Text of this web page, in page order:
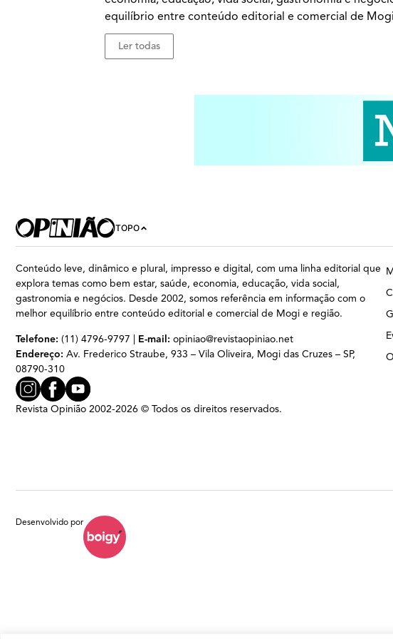
equilíbrio entre conteúdo editorial e comercial de
Ler todas
TOPO
Conteúdo leve, dinâmico e plural, impresso e digital, com uma linha editorial que
explora temas como bem estar, saúde, economia, educação, vida social,
gastronomia e negócios. Desde 2002, somos referência em informação com o
melhor equilíbrio entre conteúdo editorial e comercial de Mogi e região.
Telefone: (11) 4796-9797 | E-mail: opiniao@revistaopiniao.net
Endereço: Av. Frederico Straube, 933 – Vila Oliveira, Mogi das Cruzes – SP,
08790-310
Revista Opinião 2002-2026 © Todos os direitos reservados.
Desenvolvido por